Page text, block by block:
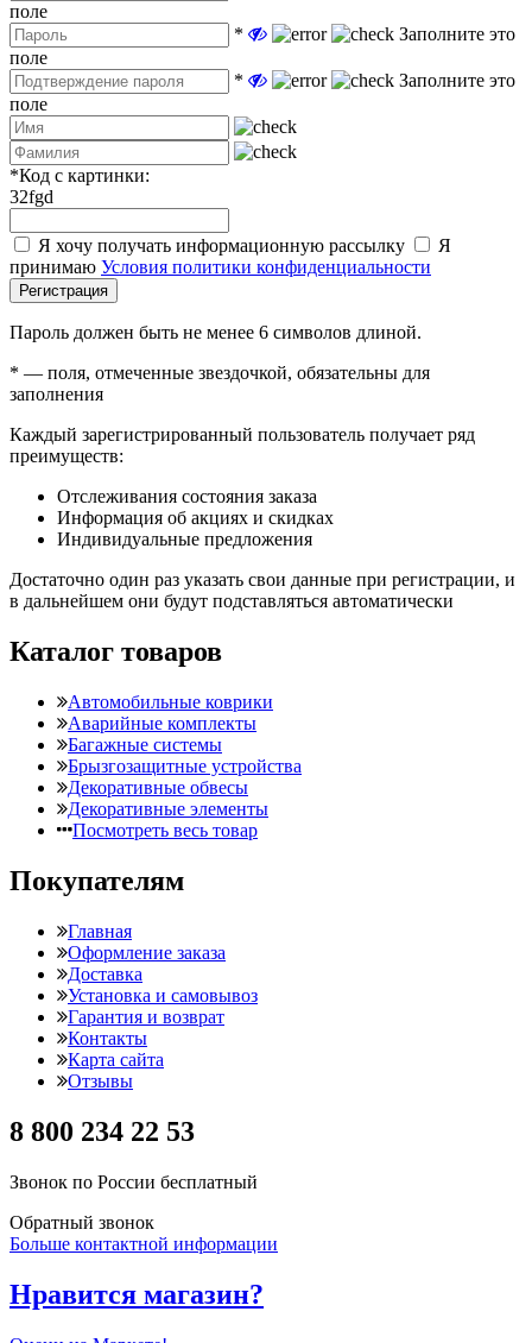
поле
*
Заполните это
поле
*
Заполните это
поле
*Код с картинки:
32fgd
Я хочу получать информационную рассылку
Я
принимаю Условия политики конфиденциальности
Регистрация
Пароль должен быть не менее 6 символов длиной.
* — поля, отмеченные звездочкой, обязательны для
заполнения
Каждый зарегистрированный пользователь получает ряд
преимуществ:
Отслеживания состояния заказа
Информация об акциях и скидках
Индивидуальные предложения
Достаточно один раз указать свои данные при регистрации, и
в дальнейшем они будут подставляться автоматически
Каталог товаров
Автомобильные коврики
Аварийные комплекты
Багажные системы
Брызгозащитные устройства
Декоративные обвесы
Декоративные элементы
Посмотреть весь товар
Покупателям
Главная
Оформление заказа
Доставка
Установка и самовывоз
Гарантия и возврат
Контакты
Карта сайта
Отзывы
8 800 234 22 53
Звонок по России бесплатный
Обратный звонок
Больше контактной информации
Нравится магазин?